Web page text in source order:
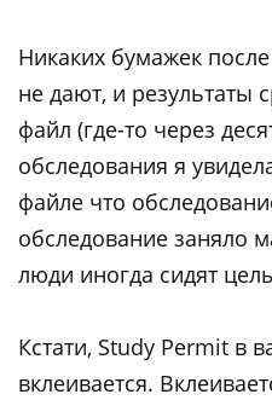
Никаких бумажек
не дают, и результаты
файл (где-то через
обследования я
файле что
обследование заняло
люди иногда сидят
Кстати, Study Permit в
вклеивается.